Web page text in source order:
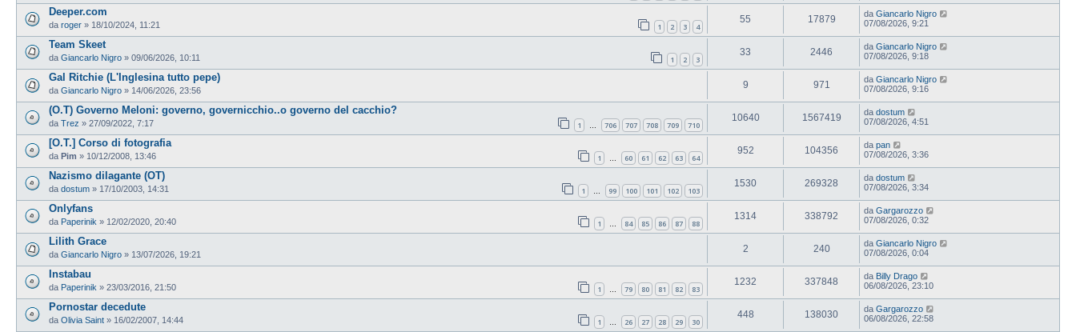
Deeper.com
da roger » 18/10/2024, 11:21 1 2 3 4
55 17879 da Giancarlo Nigro
07/08/2026, 9:21
Team Skeet
da Giancarlo Nigro » 09/06/2026, 10:11 1 2 3
33 2446 da Giancarlo Nigro
07/08/2026, 9:18
Gal Ritchie (L'Inglesina tutto pepe)
da Giancarlo Nigro » 14/06/2026, 23:56
9 971 da Giancarlo Nigro
07/08/2026, 9:16
(O.T) Governo Meloni: governo, governicchio..o governo del cacchio?
da Trez » 27/09/2022, 7:17 1 … 706 707 708 709 710
10640 1567419 da dostum
07/08/2026, 4:51
[O.T.] Corso di fotografia
da Pim » 10/12/2008, 13:46 1 … 60 61 62 63 64
952 104356 da pan
07/08/2026, 3:36
Nazismo dilagante (OT)
da dostum » 17/10/2003, 14:31 1 … 99 100 101 102 103
1530 269328 da dostum
07/08/2026, 3:34
Onlyfans
da Paperinik » 12/02/2020, 20:40 1 … 84 85 86 87 88
1314 338792 da Gargarozzo
07/08/2026, 0:32
Lilith Grace
da Giancarlo Nigro » 13/07/2026, 19:21
2 240 da Giancarlo Nigro
07/08/2026, 0:04
Instabau
da Paperinik » 23/03/2016, 21:50 1 … 79 80 81 82 83
1232 337848 da Billy Drago
06/08/2026, 23:10
Pornostar decedute
da Olivia Saint » 16/02/2007, 14:44 1 … 26 27 28 29 30
448 138030 da Gargarozzo
06/08/2026, 22:58